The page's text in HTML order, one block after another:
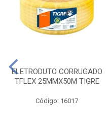
ELETRODUTO CORRUGADO
TFLEX 25MMX50M TIGRE
Código: 16017